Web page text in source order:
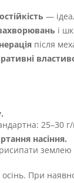
—
і
після
25–30
насіння.
землею
При